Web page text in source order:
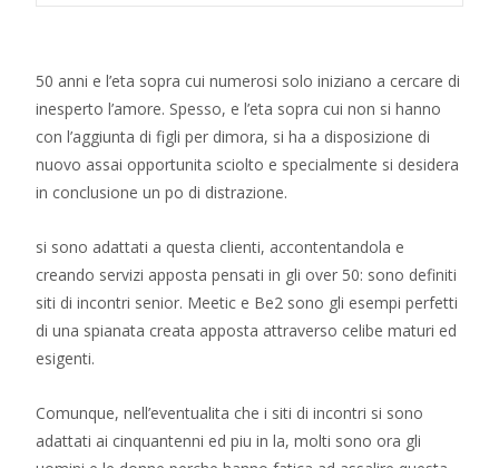
50 anni e l’eta sopra cui numerosi solo iniziano a cercare di
inesperto l’amore. Spesso, e l’eta sopra cui non si hanno
con l’aggiunta di figli per dimora, si ha a disposizione di
nuovo assai opportunita sciolto e specialmente si desidera
in conclusione un po di distrazione.
si sono adattati a questa clienti, accontentandola e
creando servizi apposta pensati in gli over 50: sono definiti
siti di incontri senior. Meetic e Be2 sono gli esempi perfetti
di una spianata creata apposta attraverso celibe maturi ed
esigenti.
Comunque, nell’eventualita che i siti di incontri si sono
adattati ai cinquantenni ed piu in la, molti sono ora gli